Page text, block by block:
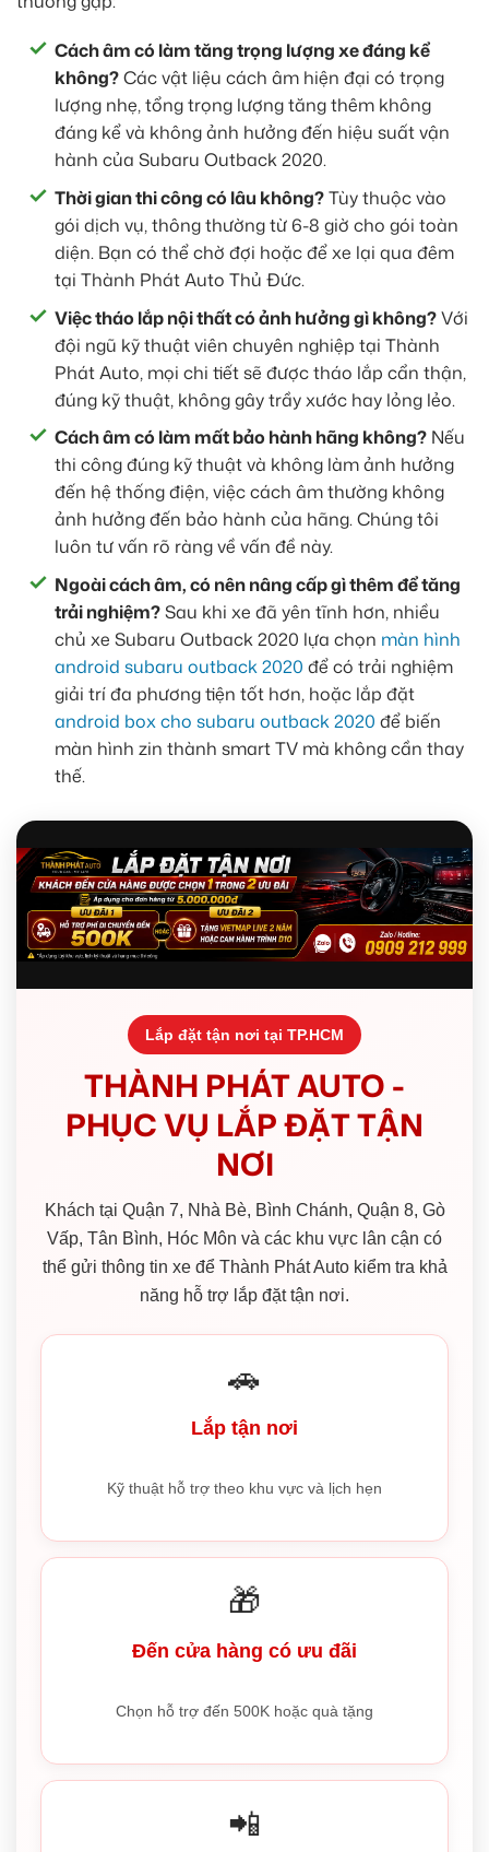
Cách âm có làm tăng trọng lượng xe đáng kể
không?Các vật liệu cách âm hiện đại có trọng
lượng nhẹ, tổng trọng lượng tăng thêm không
đáng kể và không ảnh hưởng đến hiệu suất vận
hành của Subaru Outback 2020.
Thời gian thi công có lâu không?Tùy thuộc vào
gói dịch vụ, thông thường từ 6-8 giờ cho gói toàn
diện. Bạn có thể chờ đợi hoặc để xe lại qua đêm
tại Thành Phát Auto Thủ Đức.
Việc tháo lắp nội thất có ảnh hưởng gì không?Với
đội ngũ kỹ thuật viên chuyên nghiệp tại Thành
Phát Auto, mọi chi tiết sẽ được tháo lắp cẩn thận,
đúng kỹ thuật, không gây trầy xước hay lỏng lẻo.
Cách âm có làm mất bảo hành hãng không? Nếu
thi công đúng kỹ thuật và không làm ảnh hưởng
đến hệ thống điện, việc cách âm thường không
ảnh hưởng đến bảo hành của hãng. Chúng tôi
luôn tư vấn rõ ràng về vấn đề này.
Ngoài cách âm, có nên nâng cấp gì thêm để tăng
trải nghiệm?Sau khi xe đã yên tĩnh hơn, nhiều
chủ xe Subaru Outback 2020 lựa chọn màn hình
android subaru outback 2020 để có trải nghiệm
giải trí đa phương tiện tốt hơn, hoặc lắp đặt
android box cho subaru outback 2020 để biến
màn hình zin thành smart TV mà không cần thay
thế.
Lắp đặt tận nơi tại TP.HCM
THÀNH PHÁT AUTO -
PHỤC VỤ LẮP ĐẶT TẬN
NƠI
Khách tại Quận 7, Nhà Bè, Bình Chánh, Quận 8, Gò
Vấp, Tân Bình, Hóc Môn và các khu vực lân cận có
thể gửi thông tin xe để Thành Phát Auto kiểm tra khả
năng hỗ trợ lắp đặt tận nơi.
🚗
Lắp tận nơi
Kỹ thuật hỗ trợ theo khu vực và lịch hẹn
🎁
Đến cửa hàng có ưu đãi
Chọn hỗ trợ đến 500K hoặc quà tặng
📲